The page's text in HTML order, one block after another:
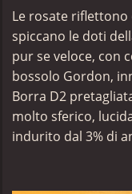
Le rosate riflettono
spiccano le doti
pur se veloce, con
bossolo Gordon,
Borra D2
molto sferico,
indurito dal 3% di